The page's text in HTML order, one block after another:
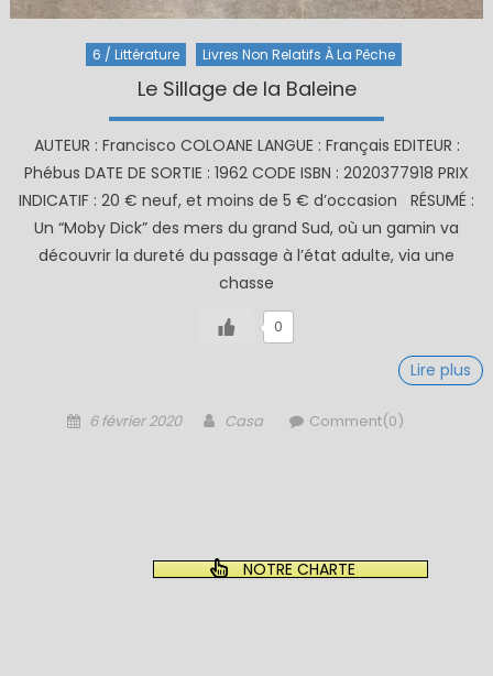
6 / Littérature Livres Non Relatifs À La Pêche
Le Sillage de la Baleine
AUTEUR : Francisco COLOANE LANGUE : Français EDITEUR :
Phébus DATE DE SORTIE : 1962 CODE ISBN : 2020377918 PRIX
INDICATIF : 20 € neuf, et moins de 5 € d’occasion RÉSUMÉ :
Un “Moby Dick” des mers du grand Sud, où un gamin va
découvrir la dureté du passage à l’état adulte, via une
chasse
0
Lire plus
Posted
6 février 2020 Author
Casa Comment(0)
NOTRE CHARTE